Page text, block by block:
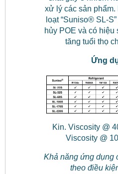
xử lý các sản phẩm.
loạt “Suniso® SL-
hủy POE và có hiệu
tăng tuổi thọ
Ứng
Kin. Viscosity @
Viscosity @
Khả năng ứng dụng
theo điều